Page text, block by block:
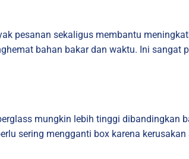
pesanan sekaligus membantu
bahan bakar dan waktu. Ini
mungkin lebih tinggi
sering mengganti box karena